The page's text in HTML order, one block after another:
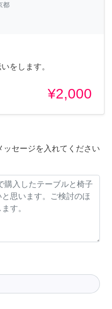
都
をします。
¥2,000
セージを入れてください